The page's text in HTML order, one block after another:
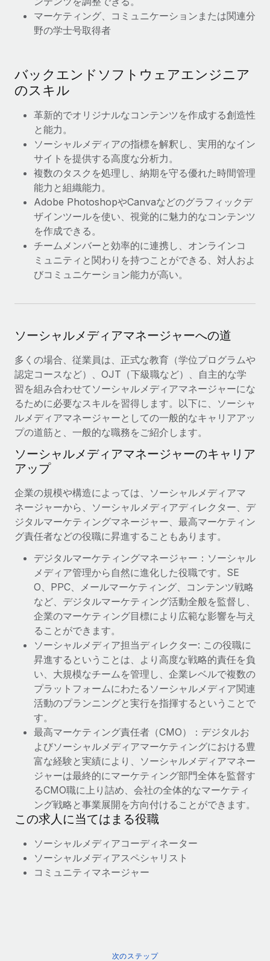
マーケティング、コミュニケーションまたは関連分
野の学士号取得者
バックエンドソフトウェアエンジニア
のスキル
革新的でオリジナルなコンテンツを作成する創造性
と能力。
ソーシャルメディアの指標を解釈し、実用的なイン
サイトを提供する高度な分析力。
複数のタスクを処理し、納期を守る優れた時間管理
能力と組織能力。
Adobe PhotoshopやCanvaなどのグラフィックデ
ザインツールを使い、視覚的に魅力的なコンテンツ
を作成できる。
チームメンバーと効率的に連携し、オンラインコ
ミュニティと関わりを持つことができる、対人およ
びコミュニケーション能力が高い。
ソーシャルメディアマネージャーへの道
多くの場合、従業員は、正式な教育（学位プログラムや
認定コースなど）、OJT（下級職など）、自主的な学
習を組み合わせてソーシャルメディアマネージャーにな
るために必要なスキルを習得します。以下に、ソーシャ
ルメディアマネージャーとしての一般的なキャリアアッ
プの道筋と、一般的な職務をご紹介します。
ソーシャルメディアマネージャーのキャリア
アップ
企業の規模や構造によっては、ソーシャルメディアマ
ネージャーから、ソーシャルメディアディレクター、デ
ジタルマーケティングマネージャー、最高マーケティン
グ責任者などの役職に昇進することもあります。
デジタルマーケティングマネージャー：ソーシャル
メディア管理から自然に進化した役職です。SE
O、PPC、メールマーケティング、コンテンツ戦略
など、デジタルマーケティング活動全般を監督し、
企業のマーケティング目標により広範な影響を与え
ることができます。
ソーシャルメディア担当ディレクター: この役職に
昇進するということは、より高度な戦略的責任を負
い、大規模なチームを管理し、企業レベルで複数の
プラットフォームにわたるソーシャルメディア関連
活動のプランニングと実行を指揮するということで
す。
最高マーケティング責任者（CMO）：デジタルお
よびソーシャルメディアマーケティングにおける豊
富な経験と実績により、ソーシャルメディアマネー
ジャーは最終的にマーケティング部門全体を監督す
るCMO職に上り詰め、会社の全体的なマーケティ
ング戦略と事業展開を方向付けることができます。
この求人に当てはまる役職
ソーシャルメディアコーディネーター
ソーシャルメディアスペシャリスト
コミュニティマネージャー
次のステップ